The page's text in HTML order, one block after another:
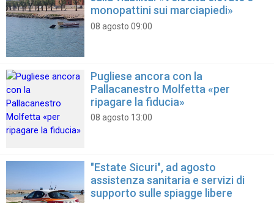
monopattini sui marciapiedi»
08 agosto 09:00
Pugliese ancora con la
Pallacanestro Molfetta «per
ripagare la fiducia»
08 agosto 13:00
"Estate Sicuri", ad agosto
assistenza sanitaria e servizi di
supporto sulle spiagge libere